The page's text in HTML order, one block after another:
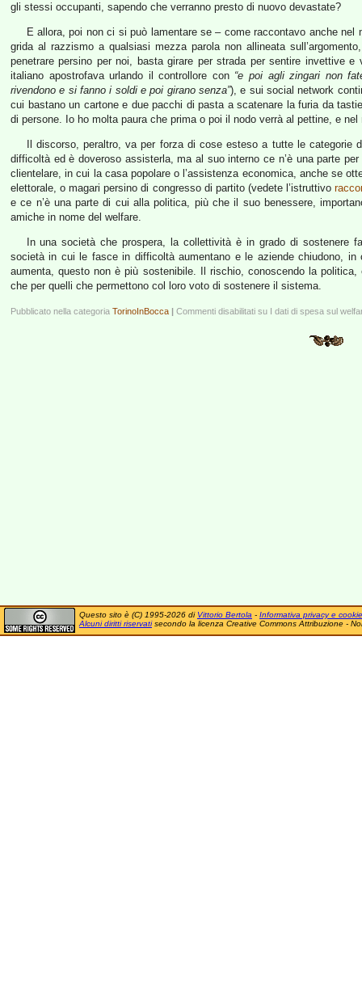
gli stessi occupanti, sapendo che verranno presto di nuovo devastate?
E allora, poi non ci si può lamentare se – come raccontavo anche
grida al razzismo a qualsiasi mezza parola non allineata
penetrare persino per noi, basta girare per strada per sentire invettive
italiano apostrofava urlando il controllore con “e poi agli zingari non
rivendono e si fanno i soldi e poi girano senza”), e sui social network
cui bastano un cartone e due pacchi di pasta a scatenare la furia da
di persone. Io ho molta paura che prima o poi il nodo verrà al pettine, e nel
Il discorso, peraltro, va per forza di cose esteso a tutte le
difficoltà ed è doveroso assisterla, ma al suo interno ce n’è una parte
clientelare, in cui la casa popolare o l’assistenza economica, anche se
elettorale, o magari persino di congresso di partito (vedete l’istruttivo
e ce n’è una parte di cui alla politica, più che il suo benessere,
amiche in nome del welfare.
In una società che prospera, la collettività è in grado di sostenere
società in cui le fasce in difficoltà aumentano e le aziende chiudono,
aumenta, questo non è più sostenibile. Il rischio, conoscendo la
che per quelli che permettono col loro voto di sostenere il sistema.
Pubblicato nella categoria TorinoInBocca | Commenti disabilitati su I dati di spesa sul
Questo sito è (C) 1995-2026 di Vittorio Bertola - Informativa privacy e cookie
Alcuni diritti riservatisecondo la licenza Creative Commons Attribuzione -